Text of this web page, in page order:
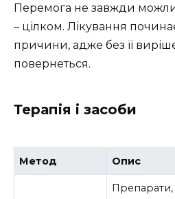
Перемога не завжди
– цілком. Лікування
причини, адже без її
повернеться.
Терапія і засоби
Метод Опис